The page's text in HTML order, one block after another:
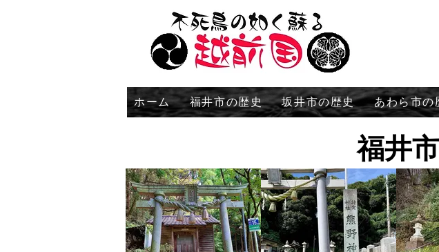
ホーム 福井市の歴史 坂井市の歴史 あわら市の
福井